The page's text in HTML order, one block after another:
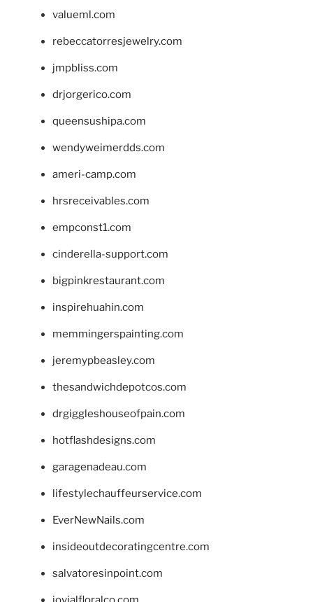
valueml.com
rebeccatorresjewelry.com
jmpbliss.com
drjorgerico.com
queensushipa.com
wendyweimerdds.com
ameri-camp.com
hrsreceivables.com
empconst1.com
cinderella-support.com
bigpinkrestaurant.com
inspirehuahin.com
memmingerspainting.com
jeremypbeasley.com
thesandwichdepotcos.com
drgiggleshouseofpain.com
hotflashdesigns.com
garagenadeau.com
lifestylechauffeurservice.com
EverNewNails.com
insideoutdecoratingcentre.com
salvatoresinpoint.com